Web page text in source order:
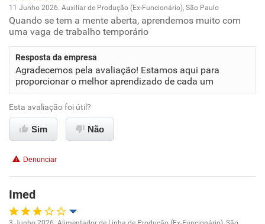
Oportunidade de promoção
Conciliação com a vida familiar
Benefícios
Recomenda esta empresa
11 Junho 2026. Auxiliar de Produção (Ex-Funcionário), São Paulo
Quando se tem a mente aberta, aprendemos muito com
uma vaga de trabalho temporário
Resposta da empresa
Agradecemos pela avaliação! Estamos aqui para
proporcionar o melhor aprendizado de cada um
Esta avaliação foi útil?
Sim Não
Denunciar
Imed